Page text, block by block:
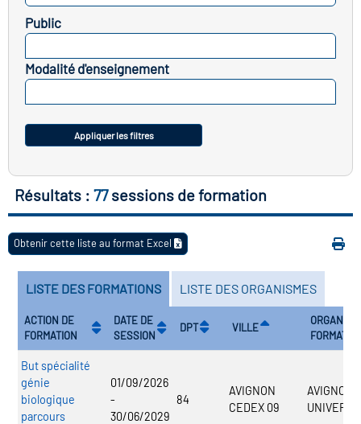
des secteurs(en
construction)
Public
Modalité d'enseignement
Appliquer les filtres
Résultats : 77sessions de formation
Obtenir cette liste au format Excel
LISTE DES FORMATIONS LISTE DES ORGANISMES
ACTION DE
FORMATION
DATE DE
SESSION
DPT VILLE
But spécialité
génie
biologique
parcours
01/09/2026
-
30/06/2029
84
AVIGNON
CEDEX 09
AVIGNON